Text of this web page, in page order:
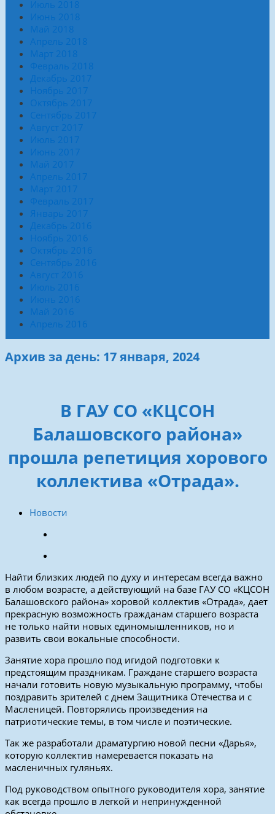
Июль 2018
Июнь 2018
Май 2018
Апрель 2018
Март 2018
Февраль 2018
Декабрь 2017
Ноябрь 2017
Октябрь 2017
Сентябрь 2017
Август 2017
Июль 2017
Июнь 2017
Май 2017
Апрель 2017
Март 2017
Февраль 2017
Январь 2017
Декабрь 2016
Ноябрь 2016
Октябрь 2016
Сентябрь 2016
Август 2016
Июль 2016
Июнь 2016
Май 2016
Апрель 2016
Архив за день: 17 января, 2024
В ГАУ СО «КЦСОН
Балашовского района»
прошла репетиция хорового
коллектива «Отрада».
Новости
Найти близких людей по духу и интересам всегда важно
в любом возрасте, а действующий на базе ГАУ СО «КЦСОН
Балашовского района» хоровой коллектив «Отрада», дает
прекрасную возможность гражданам старшего возраста
не только найти новых единомышленников, но и
развить свои вокальные способности.
Занятие хора прошло под игидой подготовки к
предстоящим праздникам. Граждане старшего возраста
начали готовить новую музыкальную программу, чтобы
поздравить зрителей с днем Защитника Отечества и с
Масленицей. Повторялись произведения на
патриотические темы, в том числе и поэтические.
Так же разработали драматургию новой песни «Дарья»,
которую коллектив намеревается показать на
масленичных гуляньях.
Под руководством опытного руководителя хора, занятие
как всегда прошло в легкой и непринужденной